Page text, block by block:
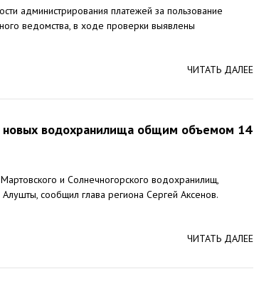
администрирования платежей за пользование
ведомства, в ходе проверки выявлены
ЧИТАТЬ ДАЛЕЕ
новых водохранилища общим объемом 14
и Солнечногорского водохранилищ,
сообщил глава региона Сергей Аксенов.
ЧИТАТЬ ДАЛЕЕ